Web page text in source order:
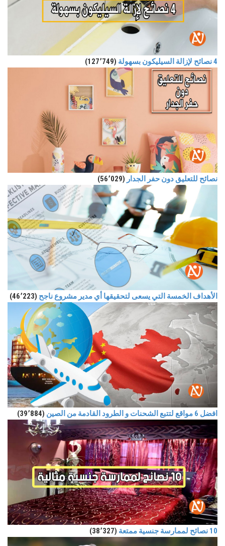
4 نصائح لإزالة السيليكون بسهولة (127٬749)
نصائح للتعليق دون حفر الجدار (56٬029)
الأهداف الخمسة التي يسعى لتحقيقها أي مدير مشروع ناجح (46٬223)
افضل 6 مواقع لتتبع الشحنات و الطرود القادمة من الصين (39٬884)
10 نصائح لممارسة جنسية ممتعة (38٬327)